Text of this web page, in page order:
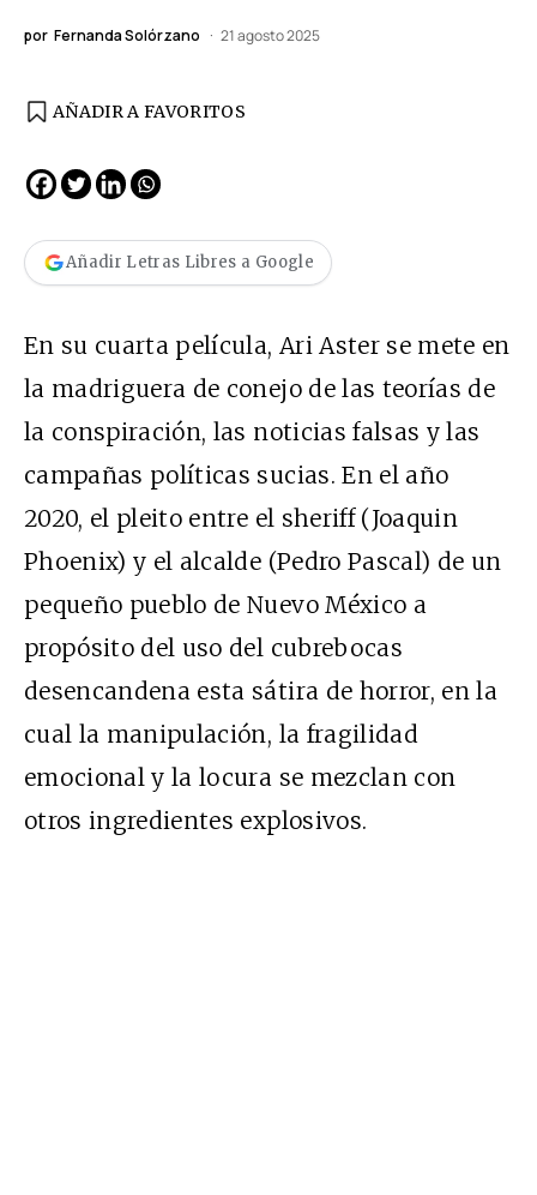
por Fernanda Solórzano 21 agosto 2025
AÑADIR A FAVORITOS
Añadir Letras Libres a Google
En su cuarta película, Ari Aster se mete en
la madriguera de conejo de las teorías de
la conspiración, las noticias falsas y las
campañas políticas sucias. En el año
2020, el pleito entre el sheriff (Joaquin
Phoenix) y el alcalde (Pedro Pascal) de un
pequeño pueblo de Nuevo México a
propósito del uso del cubrebocas
desencandena esta sátira de horror, en la
cual la manipulación, la fragilidad
emocional y la locura se mezclan con
otros ingredientes explosivos.